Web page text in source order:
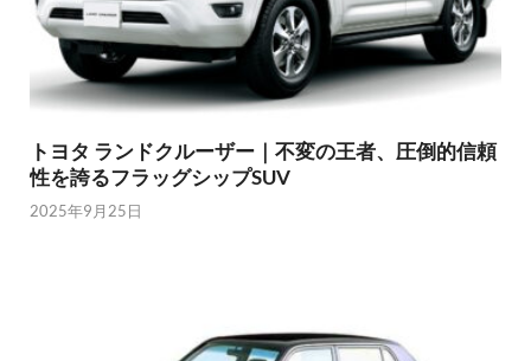
トヨタ ランドクルーザー｜不変の王者、圧倒的信頼
性を誇るフラッグシップSUV
2025年9月25日